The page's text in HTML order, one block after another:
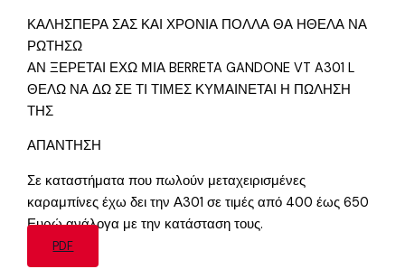
ΚΑΛΗΣΠΕΡΑ ΣΑΣ ΚΑΙ ΧΡΟΝΙΑ ΠΟΛΛΑ ΘΑ ΗΘΕΛΑ ΝΑ
ΡΩΤΗΣΩ
ΑΝ ΞΕΡΕΤΑΙ ΕΧΩ ΜΙΑ BERRETA GANDONE VT A301 L
ΘΕΛΩ ΝΑ ΔΩ ΣΕ ΤΙ ΤΙΜΕΣ ΚΥΜΑΙΝΕΤΑΙ Η ΠΩΛΗΣΗ
ΤΗΣ
ΑΠΑΝΤΗΣΗ
Σε καταστήματα που πωλούν μεταχειρισμένες
καραμπίνες έχω δει την Α301 σε τιμές από 400 έως 650
Ευρώ ανάλογα με την κατάσταση τους.
PDF